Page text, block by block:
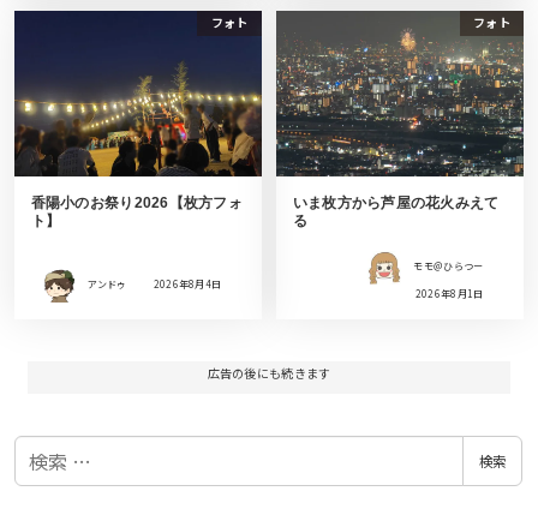
フォト
香陽小のお祭り2026【枚方フォ
ト】
アンドゥ 2026年8月4日
フォト
いま枚方から芦屋の花火みえて
る
モモ＠ひらつー
2026年8月1日
広告の後にも続きます
検
検索